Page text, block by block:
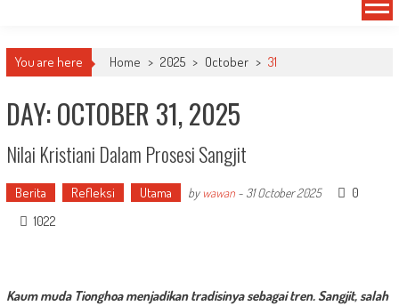
You are here Home > 2025 > October > 31
DAY: OCTOBER 31, 2025
Nilai Kristiani Dalam Prosesi Sangjit
Berita Refleksi Utama by wawan- 31 October 2025
0
1022
Kaum muda Tionghoa menjadikan tradisinya sebagai tren. Sangjit, salah